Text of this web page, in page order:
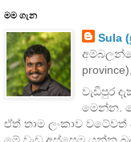
මම ගැන
Sula
වැඩිපුර
මෙන්න.
ඒත් තාම ලංකාව